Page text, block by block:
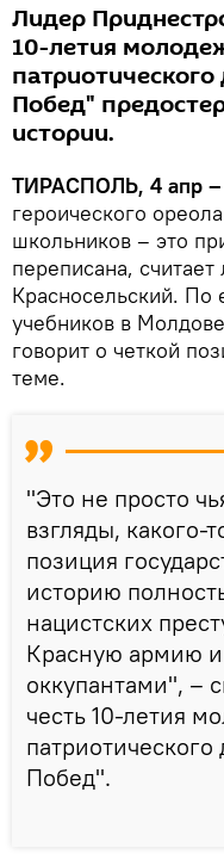
Лидер
10-летия
Побед"
истории.
ТИРАСПОЛЬ, 4 апр –
героического
школьников – это
переписана,
Красносельский. По
учебников в
говорит о четкой
теме.
"Это не просто
взгляды, какого-
позиция
историю
нацистских
Красную армию и
оккупантами", –
честь 10-летия
Побед".